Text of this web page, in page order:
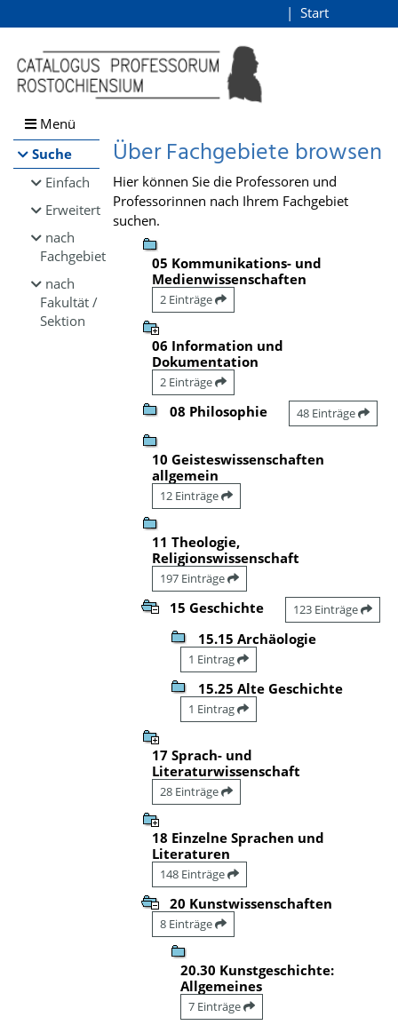
Browsen
direkt zum Inhalt
Start
Menü
Suche
Einfach
Erweitert
nach
Fachgebiet
nach
Fakultät /
Sektion
Über Fachgebiete browsen
Hier können Sie die Professoren und
Professorinnen nach Ihrem Fachgebiet
suchen.
05 Kommunikations- und
Medienwissenschaften
2 Einträge
06 Information und
Dokumentation
2 Einträge
08 Philosophie 48 Einträge
10 Geisteswissenschaften
allgemein
12 Einträge
11 Theologie,
Religionswissenschaft
197 Einträge
15 Geschichte 123 Einträge
15.15 Archäologie
1 Eintrag
15.25 Alte Geschichte
1 Eintrag
17 Sprach- und
Literaturwissenschaft
28 Einträge
18 Einzelne Sprachen und
Literaturen
148 Einträge
20 Kunstwissenschaften
8 Einträge
20.30 Kunstgeschichte:
Allgemeines
7 Einträge